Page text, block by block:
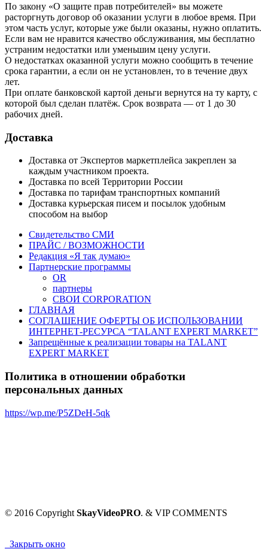
По закону «О защите прав потребителей» вы можете
расторгнуть договор об оказании услуги в любое время. При
этом часть услуг, которые уже были оказаны, нужно оплатить.
Если вам не нравится качество обслуживания, мы бесплатно
устраним недостатки или уменьшим цену услуги.
О недостатках оказанной услуги можно сообщить в течение
срока гарантии, а если он не установлен, то в течение двух
лет.
При оплате банковской картой деньги вернутся на ту карту, с
которой был сделан платёж. Срок возврата — от 1 до 30
рабочих дней.
Доставка
Доставка от Экспертов маркетплейса закреплен за
каждым участником проекта.
Доставка по всей Территории России
Доставка по тарифам транспортных компаний
Доставка курьерская писем и посылок удобным
способом на выбор
Свидетельство СМИ
ПРАЙС / ВОЗМОЖНОСТИ
Редакция «Я так думаю»
Партнерские программы
OR
партнеры
СВОИ CORPORATION
ГЛАВНАЯ
СОГЛАШЕНИЕ ОФЕРТЫ ОБ ИСПОЛЬЗОВАНИИ
ИНТЕРНЕТ-РЕСУРСА “TALANT EXPERT MARKET”
Запрещённые к реализации товары на TALANT
EXPERT MARKET
Политика в отношении обработки
персональных данных
https://wp.me/P5ZDeH-5qk
© 2016 Copyright SkayVideoPRO. & VIP COMMENTS
Закрыть окно